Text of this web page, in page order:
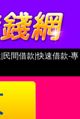
間借款|快速借款-專